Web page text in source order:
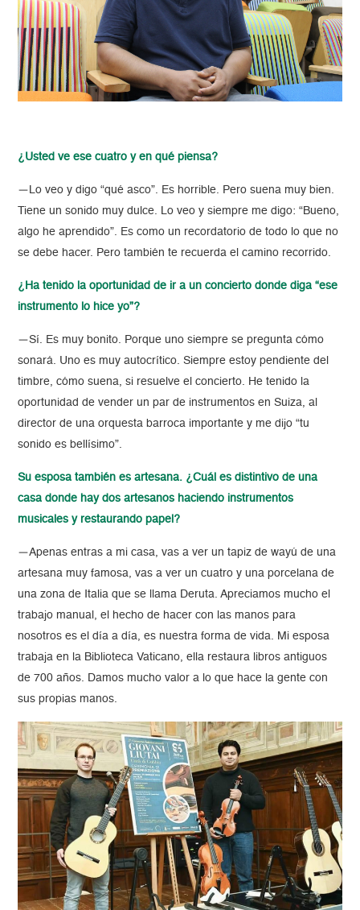
¿Usted ve ese cuatro y en qué piensa?
—Lo veo y digo “qué asco”. Es horrible. Pero suena muy bien.
Tiene un sonido muy dulce. Lo veo y siempre me digo: “Bueno,
algo he aprendido”. Es como un recordatorio de todo lo que no
se debe hacer. Pero también te recuerda el camino recorrido.
¿Ha tenido la oportunidad de ir a un concierto donde diga “ese
instrumento lo hice yo”?
—Sí. Es muy bonito. Porque uno siempre se pregunta cómo
sonará. Uno es muy autocrítico. Siempre estoy pendiente del
timbre, cómo suena, si resuelve el concierto. He tenido la
oportunidad de vender un par de instrumentos en Suiza, al
director de una orquesta barroca importante y me dijo “tu
sonido es bellísimo”.
Su esposa también es artesana. ¿Cuál es distintivo de una
casa donde hay dos artesanos haciendo instrumentos
musicales y restaurando papel?
—Apenas entras a mi casa, vas a ver un tapiz de wayú de una
artesana muy famosa, vas a ver un cuatro y una porcelana de
una zona de Italia que se llama Deruta. Apreciamos mucho el
trabajo manual, el hecho de hacer con las manos para
nosotros es el día a día, es nuestra forma de vida. Mi esposa
trabaja en la Biblioteca Vaticano, ella restaura libros antiguos
de 700 años. Damos mucho valor a lo que hace la gente con
sus propias manos.